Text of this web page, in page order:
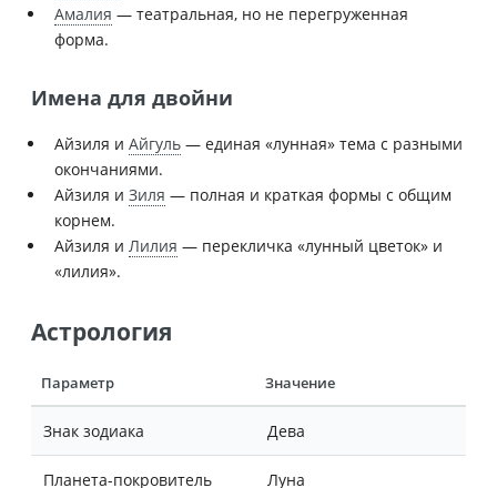
Амалия — театральная, но не перегруженная
форма.
Имена для двойни
Айзиля и Айгуль — единая «лунная» тема с разными
окончаниями.
Айзиля и Зиля — полная и краткая формы с общим
корнем.
Айзиля и Лилия — перекличка «лунный цветок» и
«лилия».
Астрология
Параметр Значение
Знак зодиака Дева
Планета-покровитель Луна